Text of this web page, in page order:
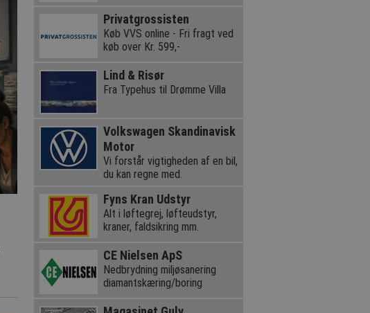
Privatgrossisten
Køb VVS online - Fri fragt ved
køb over Kr. 599,-
Lind & Risør
Fra Typehus til Drømme Villa
Volkswagen Skandinavisk
Motor
Vi forstår vigtigheden af en bil,
du kan regne med.
Fyns Kran Udstyr
Alt i løftegrej, løfteudstyr,
kraner, faldsikring mm.
CE Nielsen ApS
Nedbrydning miljøsanering
diamantskæring/boring